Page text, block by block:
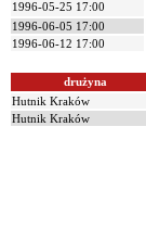
1996-05-25 17:00
1996-06-05 17:00
1996-06-12 17:00
drużyna
Hutnik Kraków
Hutnik Kraków